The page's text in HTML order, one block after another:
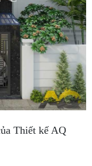
Thiết kế AQ